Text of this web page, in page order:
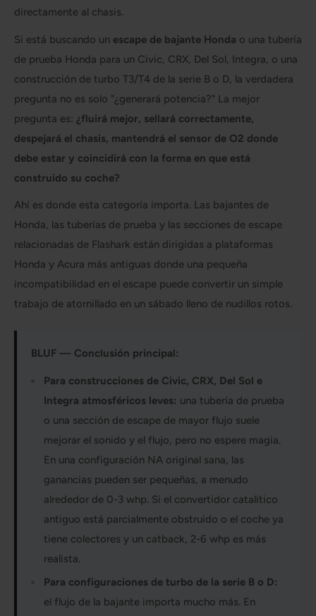
directamente al chasis.
Si está buscando un escape de bajante Honda o una tubería
de prueba Honda para un Civic, CRX, Del Sol, Integra, o una
construcción de turbo T3/T4 de la serie B o D, la verdadera
pregunta no es solo "¿generará potencia?" La mejor
pregunta es: ¿fluirá mejor, sellará correctamente,
despejará el chasis, mantendrá el sensor de O2 donde
debe estar y coincidirá con la forma en que está
construido su coche?
Ahí es donde esta categoría importa. Las bajantes de
Honda, las tuberías de prueba y las secciones de escape
relacionadas de Flashark están dirigidas a plataformas
Honda y Acura más antiguas donde una pequeña
incompatibilidad en el escape puede convertir un simple
trabajo de atornillado en un sábado lleno de nudillos rotos.
BLUF — Conclusión principal:
Para construcciones de Civic, CRX, Del Sol e
Integra atmosféricos leves: una tubería de prueba
o una sección de escape de mayor flujo suele
mejorar el sonido y el flujo, pero no espere magia.
En una configuración NA original sana, las
ganancias pueden ser pequeñas, a menudo
alrededor de 0-3 whp. Si el convertidor catalítico
antiguo está parcialmente obstruido o el coche ya
tiene colectores y un catback, 2-6 whp es más
realista.
Para configuraciones de turbo de la serie B o D:
el flujo de la bajante importa mucho más. En